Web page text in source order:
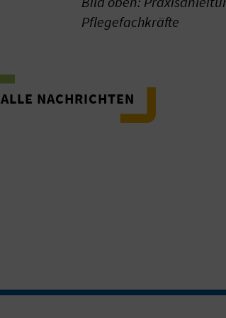
Pflegefachkräfte
ALLE NACHRICHTEN